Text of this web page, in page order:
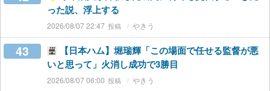
った説、浮上する
2026/08/07 22:47 やきう
43
【日本ハム】堀瑞輝「この場面で任せる監督が悪
いと思って」火消し成功で3勝目
2026/08/07 06:00 やきう